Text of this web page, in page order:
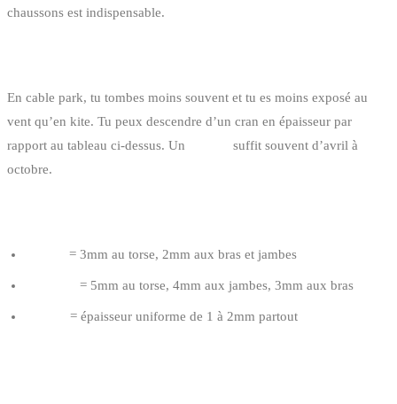
chaussons est indispensable.
En cable park, tu tombes moins souvent et tu es moins exposé au
vent qu’en kite. Tu peux descendre d’un cran en épaisseur par
rapport au tableau ci-dessus. Un
suffit souvent d’avril à
octobre.
= 3mm au torse, 2mm aux bras et jambes
= 5mm au torse, 4mm aux jambes, 3mm aux bras
= épaisseur uniforme de 1 à 2mm partout